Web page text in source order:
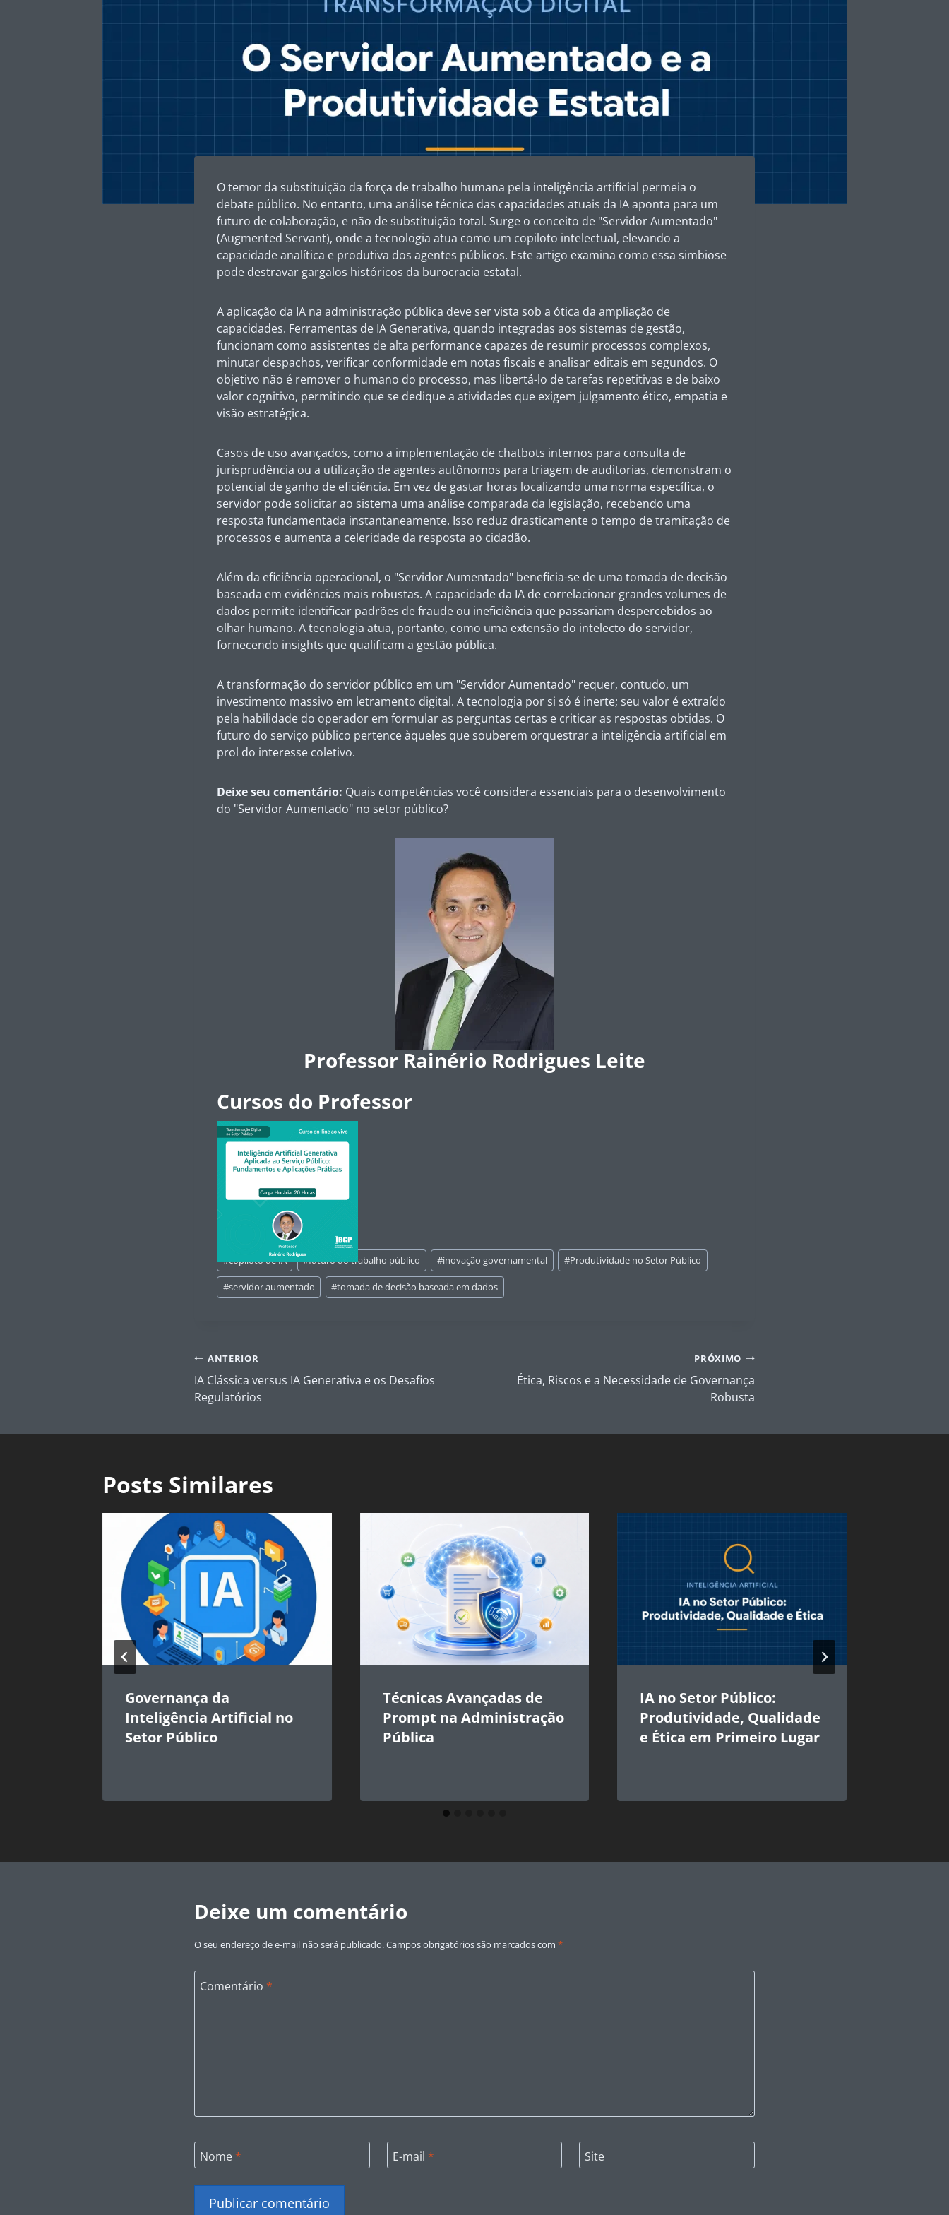
O temor da substituição da força de trabalho humana pela inteligência artificial permeia o
debate público. No entanto, uma análise técnica das capacidades atuais da IA aponta para um
futuro de colaboração, e não de substituição total. Surge o conceito de "Servidor Aumentado"
(Augmented Servant), onde a tecnologia atua como um copiloto intelectual, elevando a
capacidade analítica e produtiva dos agentes públicos. Este artigo examina como essa simbiose
pode destravar gargalos históricos da burocracia estatal.
A aplicação da IA na administração pública deve ser vista sob a ótica da ampliação de
capacidades. Ferramentas de IA Generativa, quando integradas aos sistemas de gestão,
funcionam como assistentes de alta performance capazes de resumir processos complexos,
minutar despachos, verificar conformidade em notas fiscais e analisar editais em segundos. O
objetivo não é remover o humano do processo, mas libertá-lo de tarefas repetitivas e de baixo
valor cognitivo, permitindo que se dedique a atividades que exigem julgamento ético, empatia e
visão estratégica.
Casos de uso avançados, como a implementação de chatbots internos para consulta de
jurisprudência ou a utilização de agentes autônomos para triagem de auditorias, demonstram o
potencial de ganho de eficiência. Em vez de gastar horas localizando uma norma específica, o
servidor pode solicitar ao sistema uma análise comparada da legislação, recebendo uma
resposta fundamentada instantaneamente. Isso reduz drasticamente o tempo de tramitação de
processos e aumenta a celeridade da resposta ao cidadão.
Além da eficiência operacional, o "Servidor Aumentado" beneficia-se de uma tomada de decisão
baseada em evidências mais robustas. A capacidade da IA de correlacionar grandes volumes de
dados permite identificar padrões de fraude ou ineficiência que passariam despercebidos ao
olhar humano. A tecnologia atua, portanto, como uma extensão do intelecto do servidor,
fornecendo insights que qualificam a gestão pública.
A transformação do servidor público em um "Servidor Aumentado" requer, contudo, um
investimento massivo em letramento digital. A tecnologia por si só é inerte; seu valor é extraído
pela habilidade do operador em formular as perguntas certas e criticar as respostas obtidas. O
futuro do serviço público pertence àqueles que souberem orquestrar a inteligência artificial em
prol do interesse coletivo.
Deixe seu comentário: Quais competências você considera essenciais para o desenvolvimento
do "Servidor Aumentado" no setor público?
Professor Rainério Rodrigues Leite
Cursos do Professor
do
Post:
#copiloto de IA #futuro do trabalho público #inovação governamental #Produtividade no Setor Público
#servidor aumentado #tomada de decisão baseada em dados
Navegação
de
Post
ANTERIOR
IA Clássica versus IA Generativa e os Desafios
Regulatórios
PRÓXIMO
Ética, Riscos e a Necessidade de Governança
Robusta
Posts Similares
Governança da
Inteligência Artificial no
Setor Público
Técnicas Avançadas de
Prompt na Administração
Pública
IA no Setor Público:
Produtividade, Qualidade
e Ética em Primeiro Lugar
Deixe um comentário
O seu endereço de e-mail não será publicado.Campos obrigatórios são marcados com *
Comentário *
Nome * E-mail * Site